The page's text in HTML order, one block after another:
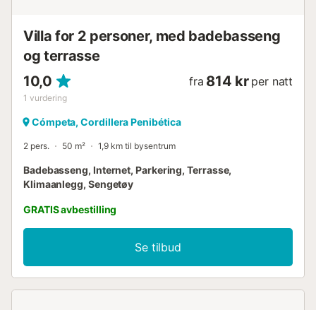
Villa for 2 personer, med badebasseng
og terrasse
10,0
1 vurdering
fra 814 kr per natt
Cómpeta, Cordillera Penibética
2 pers. 50 m² 1,9 km til bysentrum
Badebasseng, Internet, Parkering, Terrasse,
Klimaanlegg, Sengetøy
GRATIS avbestilling
Se tilbud